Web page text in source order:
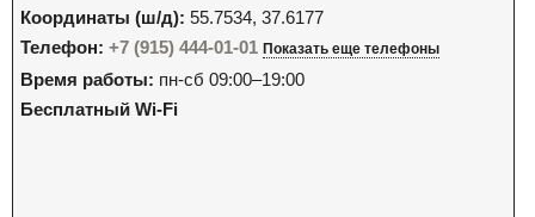
Координаты (ш/д): 55.7534, 37.6177
Телефон: +7 (915) 444-01-01 Показать еще телефоны
Время работы: пн-сб 09:00–19:00
Бесплатный Wi-Fi